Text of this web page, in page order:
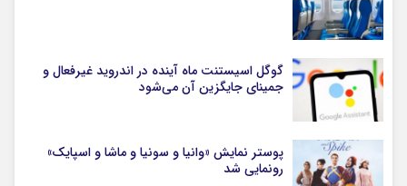
گوگل اسیستنت ماه آینده در اندروید غیرفعال و
جمینای جایگزین آن می‌شود
پوستر نمایش «وانیا و سونیا و ماشا و اسپایک»
رونمایی شد